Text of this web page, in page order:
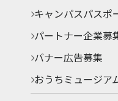
キャンパスパスポ
パートナー企業募
バナー広告募集
おうちミュージア